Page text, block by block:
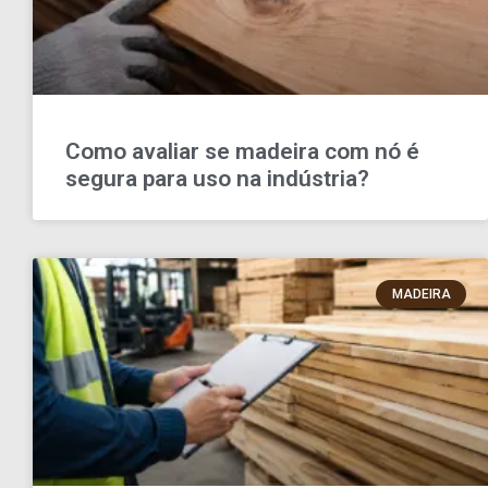
Como avaliar se madeira com nó é
segura para uso na indústria?
MADEIRA